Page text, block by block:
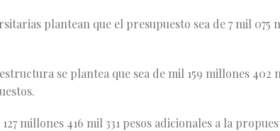
plantean que el presupuesto sea de 7 mil 075
se plantea que sea de mil 159 millones 402
millones 416 mil 331 pesos adicionales a la